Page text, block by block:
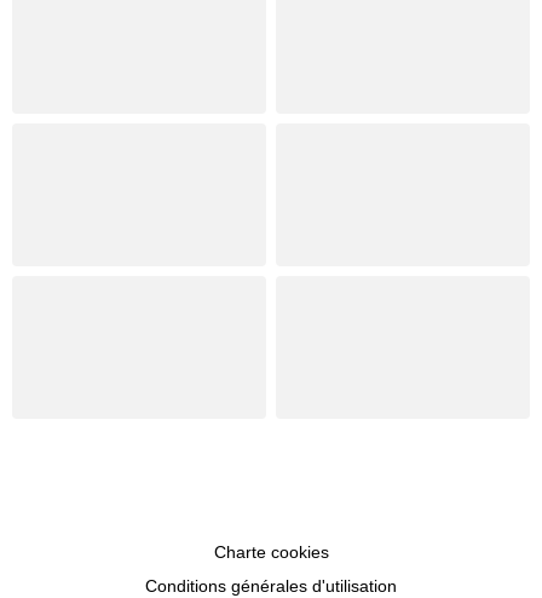
Charte cookies
Conditions générales d'utilisation